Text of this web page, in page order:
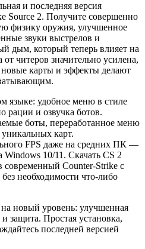
и последняя версия
Source 2. Получите совершенно
физику оружия, улучшенное
звуки выстрелов и
дым, который теперь влияет на
читеров значительно усилена,
карты и эффекты делают
языке: удобное меню в стиле
рации и озвучка ботов.
боты, переработанное меню
карт.
FPS даже на средних ПК —
10/11. Скачать CS 2
современный Counter-Strike с
необходимости что-либо
новый уровень: улучшенная
защита. Простая установка,
последней версией